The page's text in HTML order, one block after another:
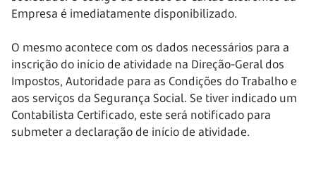
Empresa é imediatamente disponibilizado.
O mesmo acontece com os dados necessários para a
inscrição do início de atividade na Direção-Geral dos
Impostos, Autoridade para as Condições do Trabalho e
aos serviços da Segurança Social. Se tiver indicado um
Contabilista Certificado, este será notificado para
submeter a declaração de início de atividade.